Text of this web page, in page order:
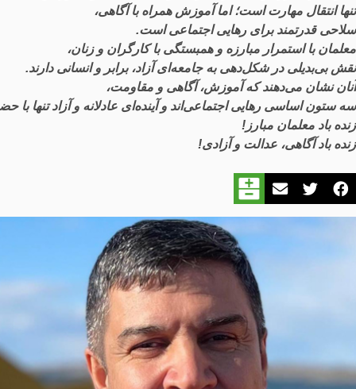
تنها انتقال مهارت است؛اما آموزش همراه با آگاهی،
سلاحی قدرتمند برای رهایی اجتماعی است.
معلمان با استمرار مبارزه و همبستگی با کارگران و زنان،
نقش بیبدیلی در شکلدهی به جامعهای آزاد،برابر و انسانی دارند.
آنان نشان میدهند که آموزش،آگاهی و مقاومت،
سه ستون اساسی رهایی اجتماعیاند و آیندهای عادلانه و آزاد تنها با
زنده باد معلمان مبارز !
زنده باد آگاهی، عدالت و آزادی!